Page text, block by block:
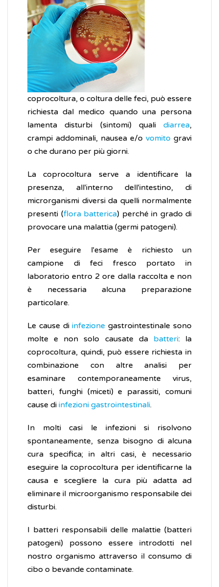
coprocoltura, o coltura delle feci, può essere
richiesta dal medico quando una persona
lamenta disturbi (sintomi) quali diarrea,
crampi addominali, nausea e/o vomito gravi
o che durano per più giorni.
La coprocoltura serve a identificare la
presenza, all'interno dell'intestino, di
microrganismi diversi da quelli normalmente
presenti (flora batterica) perché in grado di
provocare una malattia (germi patogeni).
Per eseguire l'esame è richiesto un
campione di feci fresco portato in
laboratorio entro 2 ore dalla raccolta e non
è necessaria alcuna preparazione
particolare.
Le cause diinfezione gastrointestinale sono
molte e non solo causate da batteri: la
coprocoltura, quindi, può essere richiesta in
combinazione con altre analisi per
esaminare contemporaneamente virus,
batteri, funghi (miceti) e parassiti, comuni
cause di infezioni gastrointestinali.
In molti casi le infezioni si risolvono
spontaneamente, senza bisogno di alcuna
cura specifica; in altri casi, è necessario
eseguire la coprocoltura per identificarne la
causa e scegliere la cura più adatta ad
eliminare il microorganismo responsabile dei
disturbi.
I batteri responsabili delle malattie (batteri
patogeni) possono essere introdotti nel
nostro organismo attraverso il consumo di
cibo o bevande contaminate.